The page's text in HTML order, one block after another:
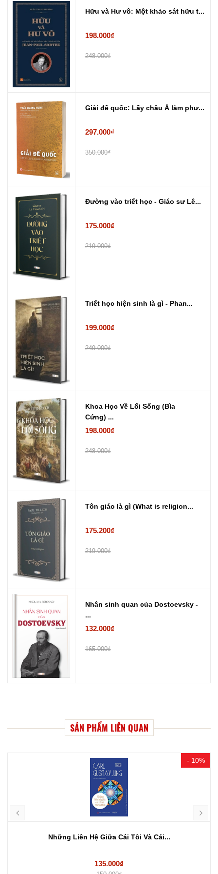
Hữu và Hư vô: Một khảo sát hữu t...
198.000₫
248.000₫
Giải đế quốc: Lấy châu Á làm phư...
297.000₫
350.000₫
Đường vào triết học - Giáo sư Lê...
175.000₫
219.000₫
Triết học hiện sinh là gì - Phan...
199.000₫
249.000₫
Khoa Học Về Lối Sống (Bìa
Cứng) ...
198.000₫
248.000₫
Tôn giáo là gì (What is religion...
175.200₫
219.000₫
Nhân sinh quan của Dostoevsky -
...
132.000₫
165.000₫
SẢN PHẨM LIÊN QUAN
- 10%
Những Liên Hệ Giữa Cái Tôi Và Cái...
135.000₫